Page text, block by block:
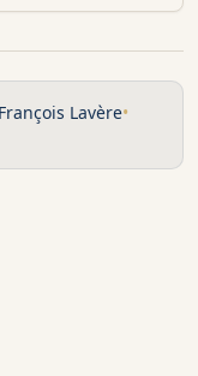
Lavère•